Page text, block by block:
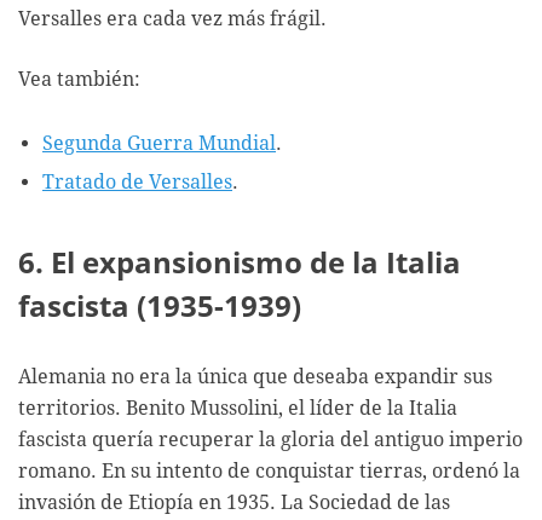
Versalles era cada vez más frágil.
Vea también:
Segunda Guerra Mundial .
Tratado de Versalles.
6. El expansionismo de la Italia
fascista (1935-1939)
Alemania no era la única que deseaba expandir sus
territorios. Benito Mussolini, el líder de la Italia
fascista quería recuperar la gloria del antiguo imperio
romano. En su intento de conquistar tierras, ordenó la
invasión de Etiopía en 1935. La Sociedad de las